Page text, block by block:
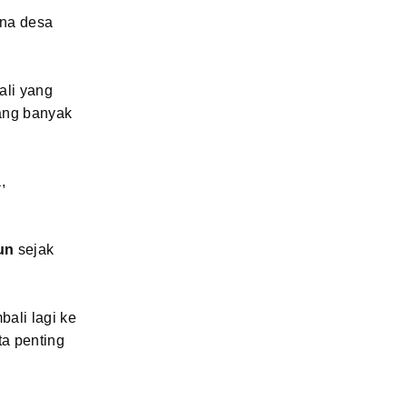
desa
yang
banyak
sejak
lagi ke
penting